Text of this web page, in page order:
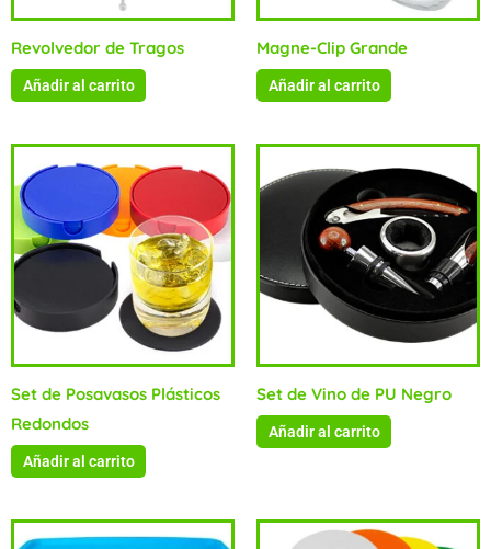
Revolvedor de Tragos
Añadir al carrito
Magne-Clip Grande
Añadir al carrito
Set de Posavasos Plásticos
Redondos
Añadir al carrito
Set de Vino de PU Negro
Añadir al carrito